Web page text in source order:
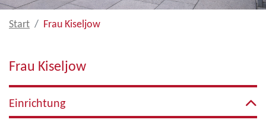
Start Frau Kiseljow
Frau Kiseljow
Einrichtung